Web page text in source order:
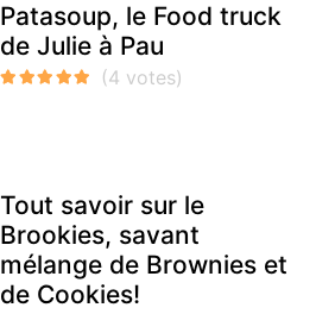
Patasoup, le Food truck
de Julie à Pau
Tout savoir sur le
Brookies, savant
mélange de Brownies et
de Cookies!